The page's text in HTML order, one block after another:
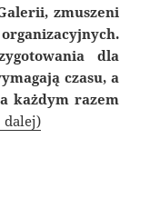
zmuszeni
dla
czasu, a
każdym razem
dalej)
Szpargałek